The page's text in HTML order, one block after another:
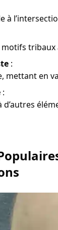
à
tribaux
:
mettant en
:
d’autres